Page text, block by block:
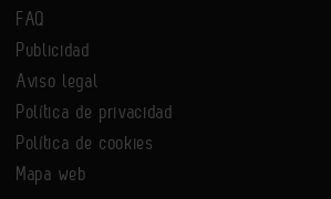
FAQ
Publicidad
Aviso legal
Política de privacidad
Política de cookies
Mapa web